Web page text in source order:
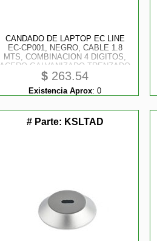
CANDADO DE LAPTOP EC LINE
EC-CP001, NEGRO, CABLE 1.8
MTS, COMBINACION 4 DIGITOS,
ACERO GALVANIZADO TRENZADO
REVESTIDO CON VINIL
TRANSPARENTE, ROTACION
360DOBLE EJE
$ 263.54
Existencia Aprox: 0
# Parte: KSLTAD